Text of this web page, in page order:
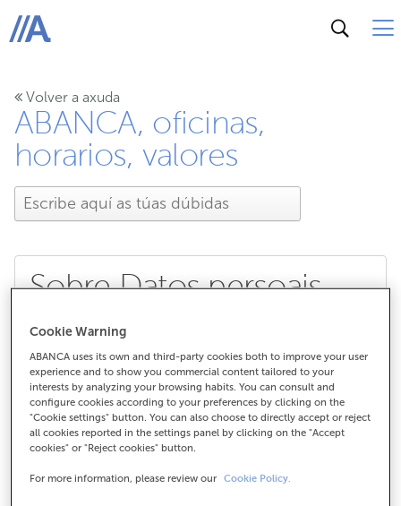
ABANCA
Volver a axuda
ABANCA, oficinas,
horarios, valores
Sobre Datos persoais
Quen é o responsable do tratamento
dos meus datos persoais?
Para que queredes tratar os meus
Cookie Warning
ABANCA uses its own and third-party cookies both to improve your user
experience and to show you commercial content tailored to your
interests by analyzing your browsing habits. You can consult and
configure cookies according to your preferences by clicking on the
"Cookie settings" button. You can also choose to directly accept or reject
all cookies reported in the settings panel by clicking on the "Accept
cookies" or "Reject cookies" button.
For more information, please review our Cookie Policy.